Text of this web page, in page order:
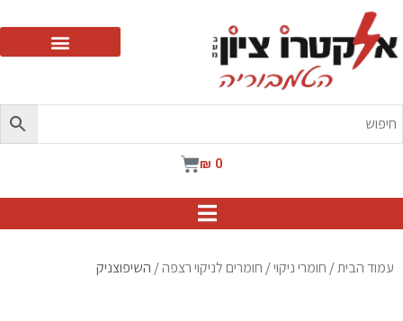
₪ 0
עגלת
עמוד הבית/ חומרי ניקוי/ חומרים לניקוי רצפה/ השיפוצניק